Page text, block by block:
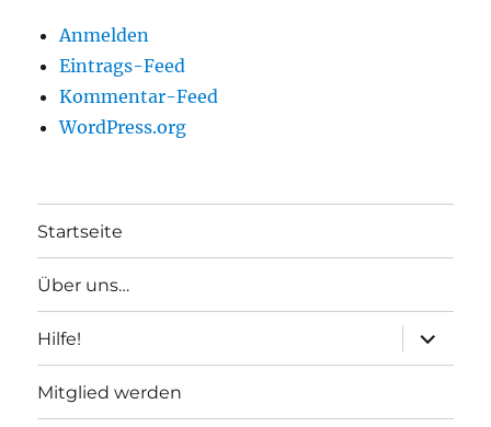
Anmelden
Eintrags-Feed
Kommentar-Feed
WordPress.org
Startseite
Über uns…
Hilfe!
anzeigen
Mitglied werden